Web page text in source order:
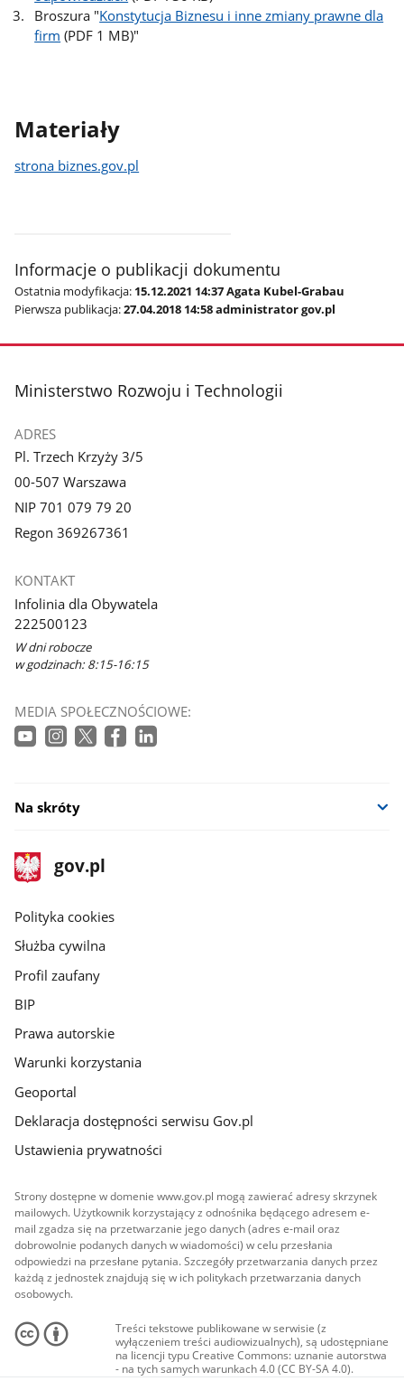
Broszura "Konstytucja Biznesu i inne zmiany prawne dla
firm (PDF 1 MB)"
Materiały
strona biznes.gov.pl
Informacje o publikacji dokumentu
Ostatnia modyfikacja: 15.12.2021 14:37 Agata Kubel-Grabau
Pierwsza publikacja:27.04.2018 14:58 administrator gov.pl
stopka
Ministerstwo Rozwoju i Technologii
ADRES
Pl. Trzech Krzyży 3/5
00-507 Warszawa
NIP 701 079 79 20
Regon 369267361
KONTAKT
Infolinia dla Obywatela
222500123
W dni robocze
w godzinach: 8:15-16:15
MEDIA SPOŁECZNOŚCIOWE:
Na skróty
stopka
gov.pl
Strona
gov.pl
gov.pl
Polityka cookies
Służba cywilna
Profil zaufany
BIP
Prawa autorskie
Warunki korzystania
Geoportal
Deklaracja dostępności serwisu Gov.pl
Ustawienia prywatności
Strony dostępne w domenie www.gov.pl mogą zawierać adresy skrzynek
mailowych. Użytkownik korzystający z odnośnika będącego adresem e-
mail zgadza się na przetwarzanie jego danych (adres e-mail oraz
dobrowolnie podanych danych w wiadomości) w celu przesłania
odpowiedzi na przesłane pytania. Szczegóły przetwarzania danych przez
każdą z jednostek znajdują się w ich politykach przetwarzania danych
osobowych.
Treści tekstowe publikowane w serwisie (z
wyłączeniem treści audiowizualnych), są udostępniane
na licencji typu Creative Commons: uznanie autorstwa
- na tych samych warunkach 4.0 (CC BY-SA 4.0).